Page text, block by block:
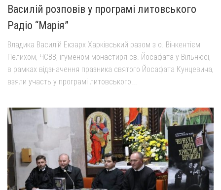
Василій розповів у програмі литовського
Радіо “Марія”
Владика Василій Екзарх Харківський разом з о. Вінкентієм
Пелихом, ЧСВВ, ігуменом монастиря св. Йосафата у Вільнюсі,
в рамках відзначення празника святого Йосафата Кунцевича,
взяли участь у програмі литовського...